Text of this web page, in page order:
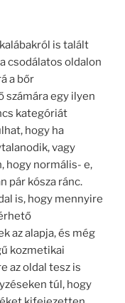
is talált
csodálatos oldalon
a bőr
számára egy ilyen
kategóriát
hogy ha
vagy
hogy normális- e,
pár kósza ránc.
is, hogy mennyire
az alapja, és még
kozmetikai
az oldal tesz is
túl, hogy